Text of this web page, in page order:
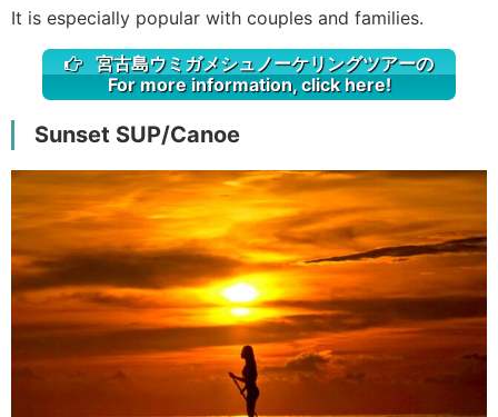
It is especially popular with couples and families.
宮古島ウミガメシュノーケリングツアーの
For more information, click here!
Sunset SUP/Canoe